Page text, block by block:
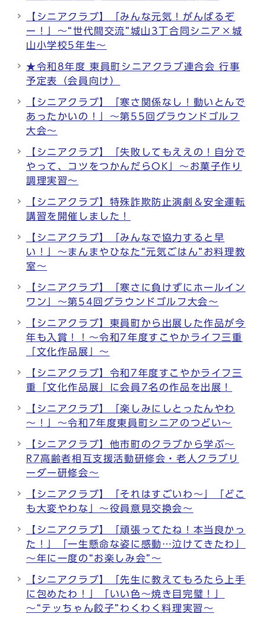
【シニアクラブ】「みんな元気！がんばるぞ
ー！」～“世代間交流”城山3丁合同シニア×城
山小学校5年生～
★令和8年度 東員町シニアクラブ連合会 行事
予定表（会員向け）
【シニアクラブ】「寒さ関係なし！動いとんで
あったかいの！」～第55回グラウンドゴルフ
大会～
【シニアクラブ】「失敗してもええの！自分で
やって、コツをつかんだらOK」～お菓子作り
調理実習～
【シニアクラブ】特殊詐欺防止演劇＆安全運転
講習を開催しました！
【シニアクラブ】「みんなで協力すると早
い！」～まんまやひなた“元気ごはん”お料理教
室～
【シニアクラブ】「寒さに負けずにホールイン
ワン」～第54回グラウンドゴルフ大会～
【シニアクラブ】東員町から出展した作品が今
年も入賞！！～令和7年度すこやかライフ三重
「文化作品展」～
【シニアクラブ】令和7年度すこやかライフ三
重「文化作品展」に会員7名の作品を出展！
【シニアクラブ】「楽しみにしとったんやわ
～！」～令和7年度東員町シニアのつどい～
【シニアクラブ】他市町のクラブから学ぶ～
R7高齢者相互支援活動研修会・老人クラブリ
ーダー研修会～
【シニアクラブ】「それはすごいわ～」「どこ
も大変やわな」～役員意見交換会～
【シニアクラブ】「頑張ってたね！本当良かっ
た！」「一生懸命な姿に感動…泣けてきたわ」
～年に一度の“お楽しみ会”～
【シニアクラブ】「先生に教えてもろたら上手
に包めたわ！」「いい色～焼き目完璧！」
～“テッちゃん餃子”わくわく料理実習～